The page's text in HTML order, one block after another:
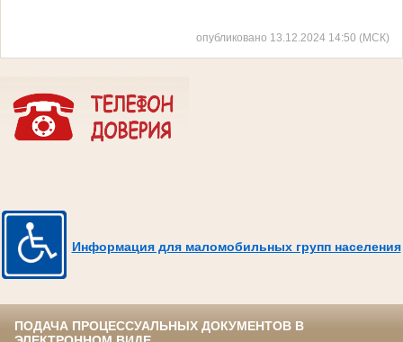
опубликовано 13.12.2024 14:50 (МСК)
Информация для маломобильных групп населения
ПОДАЧА ПРОЦЕССУАЛЬНЫХ ДОКУМЕНТОВ В